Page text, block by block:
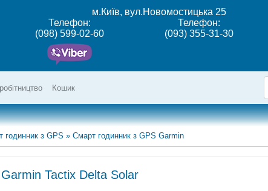
м.Київ, вул.Новомостицька 25
Телефон:
(098) 599-02-60
Телефон:
(093) 355-31-30
Кошик
годинник з GPS » Смарт годинник з GPS Garmin
Tactix Delta Solar